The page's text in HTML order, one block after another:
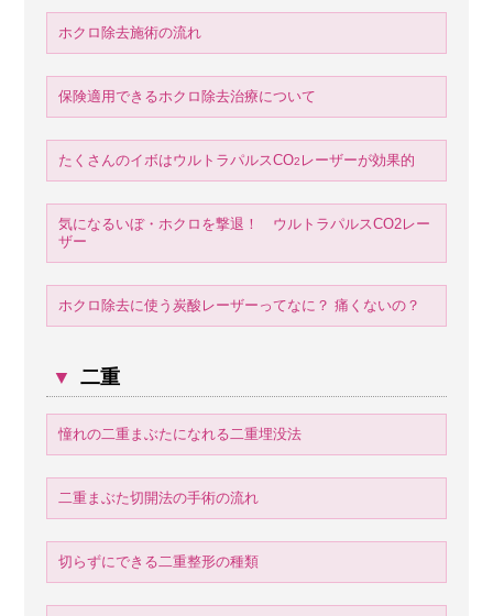
ホクロ除去施術の流れ
保険適用できるホクロ除去治療について
たくさんのイボはウルトラパルスCO2 レーザーが効果的
気になるいぼ・ホクロを撃退！ ウルトラパルスCO2レー
ザー
ホクロ除去に使う炭酸レーザーってなに？ 痛くないの？
▼ 二重
憧れの二重まぶたになれる二重埋没法
二重まぶた切開法の手術の流れ
切らずにできる二重整形の種類